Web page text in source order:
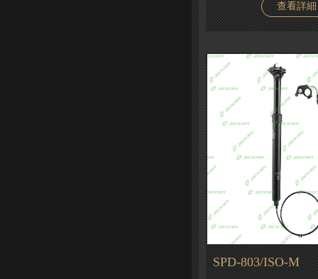
查看詳細
SPD-803/ISO-M